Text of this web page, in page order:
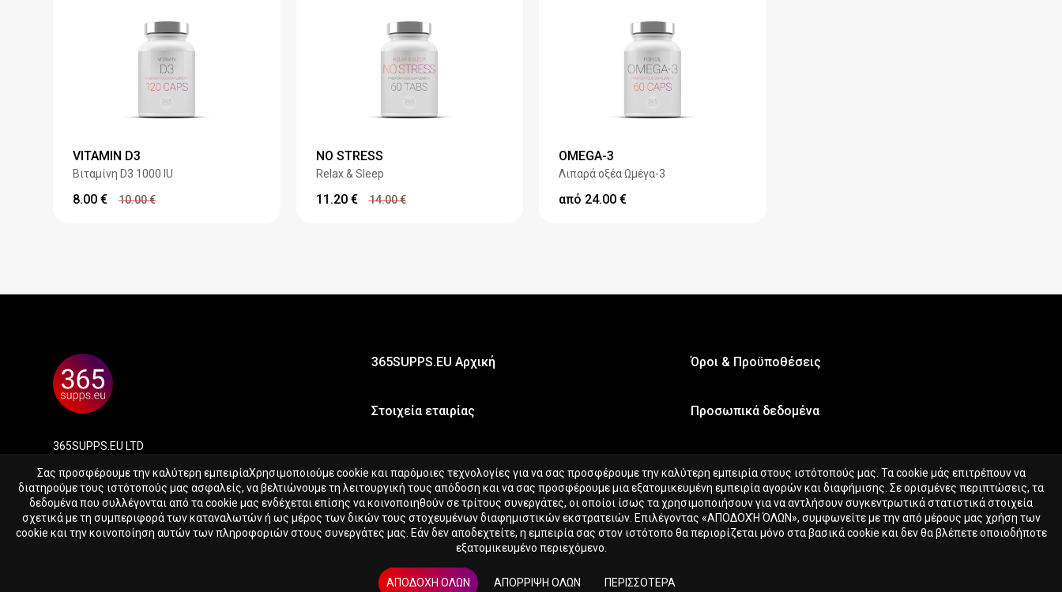
VITAMIN D3
Βιταμίνη D3 1000 IU
8.00 € 10.00€
NO STRESS
Relax & Sleep
11.20€ 14.00€
OMEGA-3
Λιπαρά οξέα Ωμέγα-3
από 24.00 €
365SUPPS.EU LTD
Skaloupion 16, Peyia, 8575, Cyprus
365SUPPS.EU Αρχική
Στοιχεία εταιρίας
Όροι & Προϋποθέσεις
Προσωπικά δεδομένα
Σας προσφέρουμε την καλύτερη εμπειρίαΧρησιμοποιούμε cookie και παρόμοιες τεχνολογίες για να σας προσφέρουμε την καλύτερη εμπειρία στους ιστότοπούς μας. Τα cookie μάς επιτρέπουν να
διατηρούμε τους ιστότοπούς μας ασφαλείς, να βελτιώνουμε τη λειτουργική τους απόδοση και να σας προσφέρουμε μια εξατομικευμένη εμπειρία αγορών και διαφήμισης. Σε ορισμένες περιπτώσεις, τα
δεδομένα που συλλέγονται από τα cookie μας ενδέχεται επίσης να κοινοποιηθούν σε τρίτους συνεργάτες, οι οποίοι ίσως τα χρησιμοποιήσουν για να αντλήσουν συγκεντρωτικά στατιστικά στοιχεία
σχετικά με τη συμπεριφορά των καταναλωτών ή ως μέρος των δικών τους στοχευμένων διαφημιστικών εκστρατειών. Επιλέγοντας «ΑΠΟΔΟΧΉ ΌΛΩΝ», συμφωνείτε με την από μέρους μας χρήση των
cookie και την κοινοποίηση αυτών των πληροφοριών στους συνεργάτες μας. Εάν δεν αποδεχτείτε, η εμπειρία σας στον ιστότοπο θα περιορίζεται μόνο στα βασικά cookie και δεν θα βλέπετε οποιοδήποτε
εξατομικευμένο περιεχόμενο.
ΑΠΟΔΟΧΉ ΌΛΩΝ ΑΠΌΡΡΙΨΗ ΌΛΩΝ ΠΕΡΙΣΣΌΤΕΡΑ